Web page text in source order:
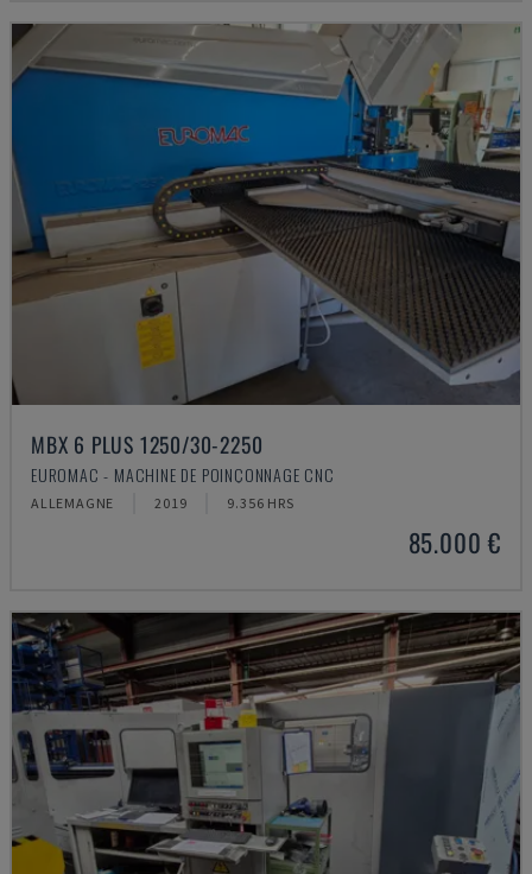
MBX 6 PLUS 1250/30-2250
EUROMAC - MACHINE DE POINÇONNAGE CNC
ALLEMAGNE 2019 9.356 HRS
85.000 €